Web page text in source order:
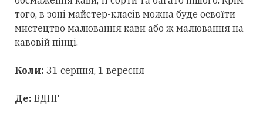
того, в зоні майстер-класів можна буде освоїти
мистецтво малювання кави або ж малювання на
кавовій пінці.
Коли: 31 серпня, 1 вересня
Де: ВДНГ